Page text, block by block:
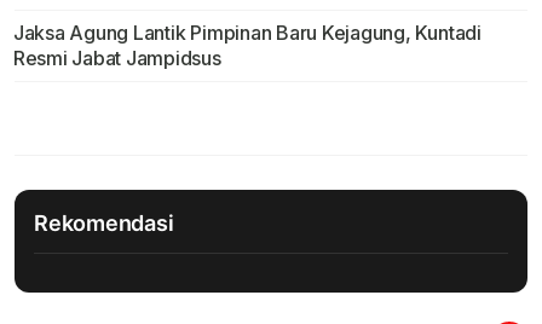
Jaksa Agung Lantik Pimpinan Baru Kejagung, Kuntadi
Resmi Jabat Jampidsus
Rekomendasi